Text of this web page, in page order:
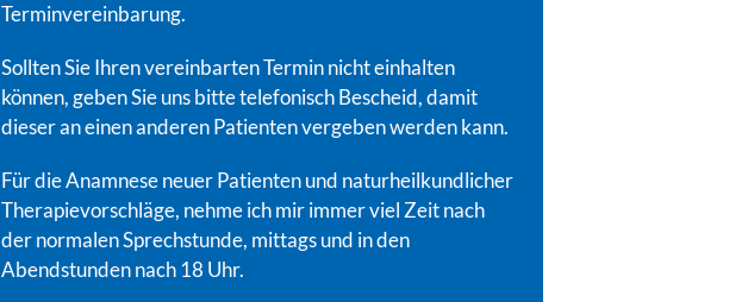
Terminvereinbarung.
Sollten Sie Ihren vereinbarten Termin nicht einhalten
können, geben Sie uns bitte telefonisch Bescheid, damit
dieser an einen anderen Patienten vergeben werden kann.
Für die Anamnese neuer Patienten und naturheilkundlicher
Therapievorschläge, nehme ich mir immer viel Zeit nach
der normalen Sprechstunde, mittags und in den
Abendstunden nach 18 Uhr.